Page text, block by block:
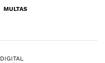
MULTAS
DIGITAL